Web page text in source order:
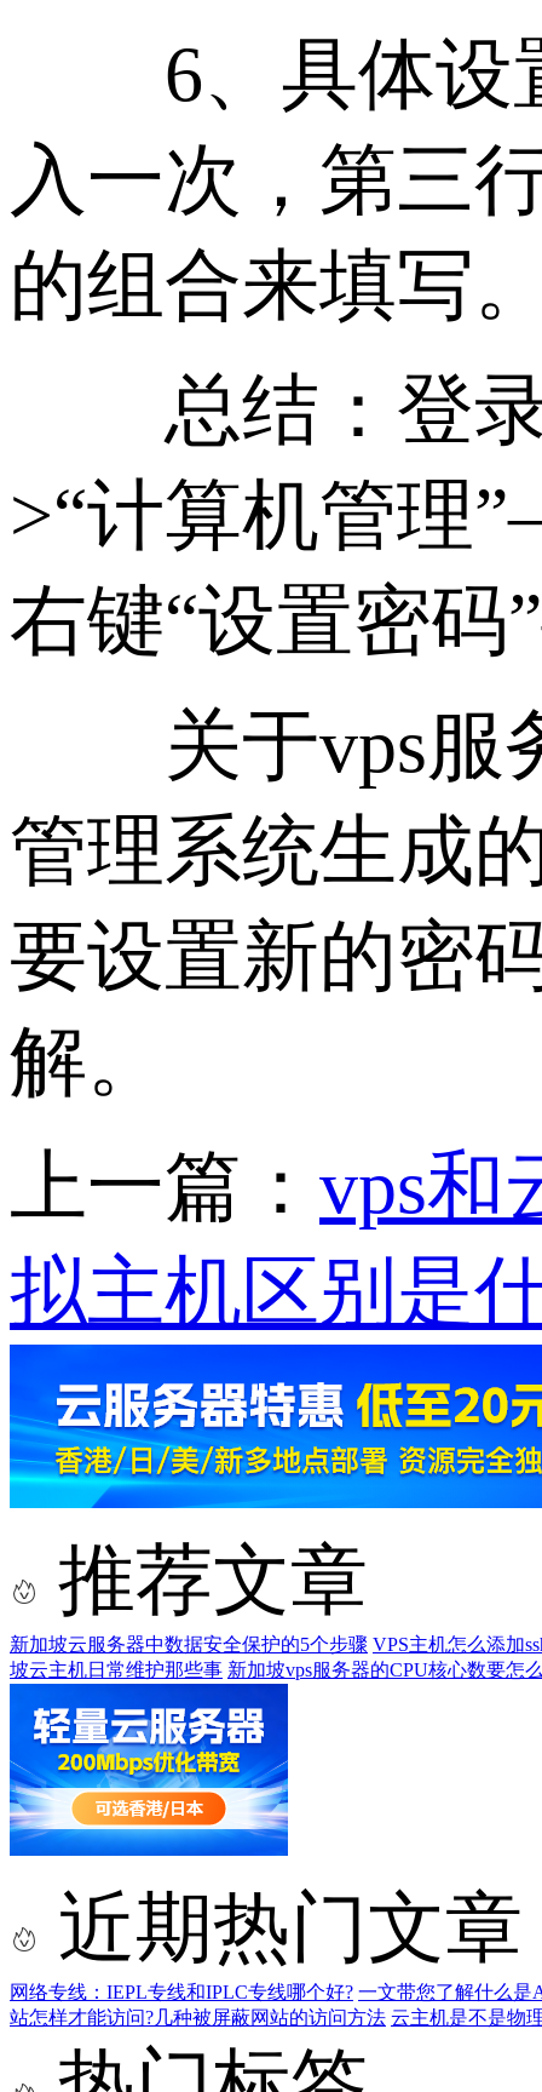
6、具体设置
入一次，第三
的组合来填写
总结：登录
>“计算机管理
右键“设置密
关于vps服务
管理系统生成
要设置新的密
解。
上一篇： vps和
拟主机区别是
推荐文章
新加坡云服务器中数据安全保护的5个步骤 VPS主机怎么添加
坡云主机日常维护那些事 新加坡vps服务器的CPU核心数要怎
近期热门文章
网络专线：IEPL专线和IPLC专线哪个好? 一文带您了解什么是
站怎样才能访问?几种被屏蔽网站的访问方法 云主机是不是物